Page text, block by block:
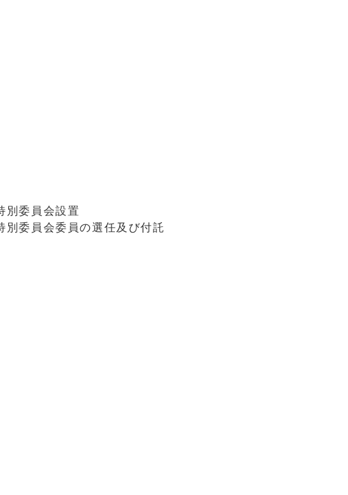
別委員会設置
委員会委員の選任及び付託